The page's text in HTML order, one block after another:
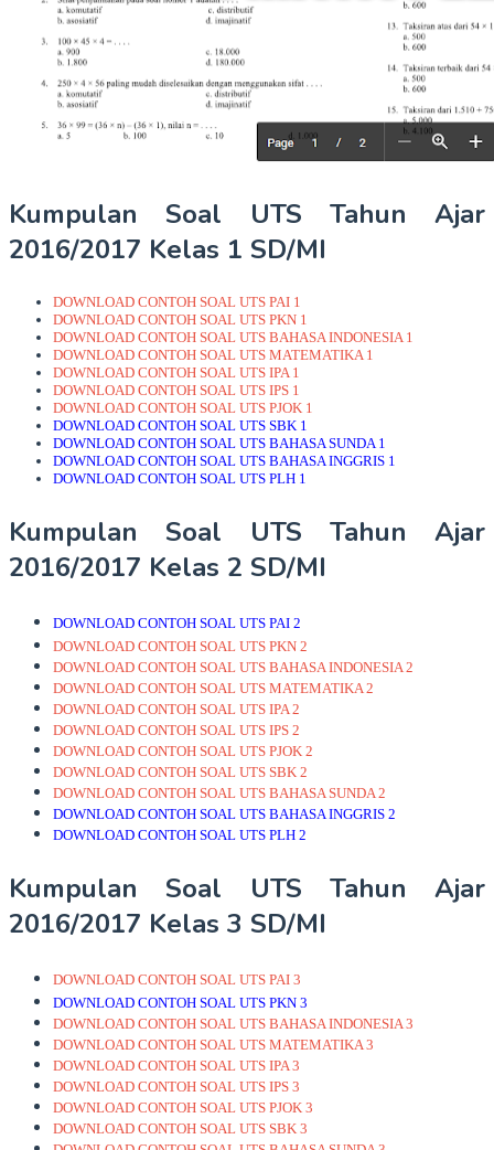
Kumpulan Soal UTS Tahun Ajar
2016/2017 Kelas 1 SD/MI
DOWNLOAD CONTOH SOAL UTS PAI 1
DOWNLOAD CONTOH SOAL UTS PKN 1
DOWNLOAD CONTOH SOAL UTS BAHASA INDONESIA 1
DOWNLOAD CONTOH SOAL UTS MATEMATIKA 1
DOWNLOAD CONTOH SOAL UTS IPA 1
DOWNLOAD CONTOH SOAL UTS IPS 1
DOWNLOAD CONTOH SOAL UTS PJOK 1
DOWNLOAD CONTOH SOAL UTS SBK 1
DOWNLOAD CONTOH SOAL UTS BAHASA SUNDA 1
DOWNLOAD CONTOH SOAL UTS BAHASA INGGRIS 1
DOWNLOAD CONTOH SOAL UTS PLH 1
Kumpulan Soal UTS Tahun Ajar
2016/2017 Kelas 2 SD/MI
DOWNLOAD CONTOH SOAL UTS PAI 2
DOWNLOAD CONTOH SOAL UTS PKN 2
DOWNLOAD CONTOH SOAL UTS BAHASA INDONESIA 2
DOWNLOAD CONTOH SOAL UTS MATEMATIKA 2
DOWNLOAD CONTOH SOAL UTS IPA 2
DOWNLOAD CONTOH SOAL UTS IPS 2
DOWNLOAD CONTOH SOAL UTS PJOK 2
DOWNLOAD CONTOH SOAL UTS SBK 2
DOWNLOAD CONTOH SOAL UTS BAHASA SUNDA 2
DOWNLOAD CONTOH SOAL UTS BAHASA INGGRIS 2
DOWNLOAD CONTOH SOAL UTS PLH 2
Kumpulan Soal UTS Tahun Ajar
2016/2017 Kelas 3 SD/MI
DOWNLOAD CONTOH SOAL UTS PAI 3
DOWNLOAD CONTOH SOAL UTS PKN 3
DOWNLOAD CONTOH SOAL UTS BAHASA INDONESIA 3
DOWNLOAD CONTOH SOAL UTS MATEMATIKA 3
DOWNLOAD CONTOH SOAL UTS IPA 3
DOWNLOAD CONTOH SOAL UTS IPS 3
DOWNLOAD CONTOH SOAL UTS PJOK 3
DOWNLOAD CONTOH SOAL UTS SBK 3